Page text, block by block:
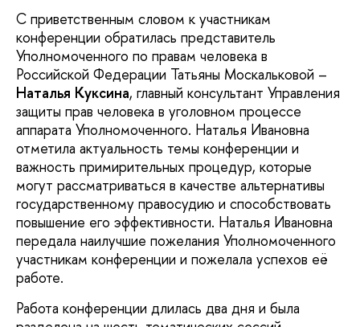
С приветственным словом к участникам
конференции обратилась представитель
Уполномоченного по правам человека в
Российской Федерации Татьяны Москальковой –
Наталья Куксина, главный консультант Управления
защиты прав человека в уголовном процессе
аппарата Уполномоченного. Наталья Ивановна
отметила актуальность темы конференции и
важность примирительных процедур, которые
могут рассматриваться в качестве альтернативы
государственному правосудию и способствовать
повышение его эффективности. Наталья Ивановна
передала наилучшие пожелания Уполномоченного
участникам конференции и пожелала успехов её
работе.
Работа конференции длилась два дня и была